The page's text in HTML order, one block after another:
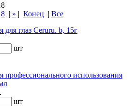
8 | » | Конец | Все
для глаз Ceruru. b, 15г
шт
профессионального использования
шт